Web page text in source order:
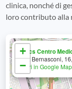
clinica, nonché di
loro contributo alla
Irccs Centro
Via Bernasconi,
Apri in Google
+
−